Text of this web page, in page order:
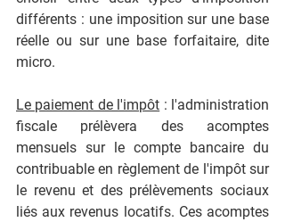
différents : une imposition sur une base
réelle ou sur une base forfaitaire, dite
micro.
Le paiement de l'impôt : l'administration
fiscale prélèvera des acomptes
mensuels sur le compte bancaire du
contribuable en règlement de l'impôt sur
le revenu et des prélèvements sociaux
liés aux revenus locatifs. Ces acomptes